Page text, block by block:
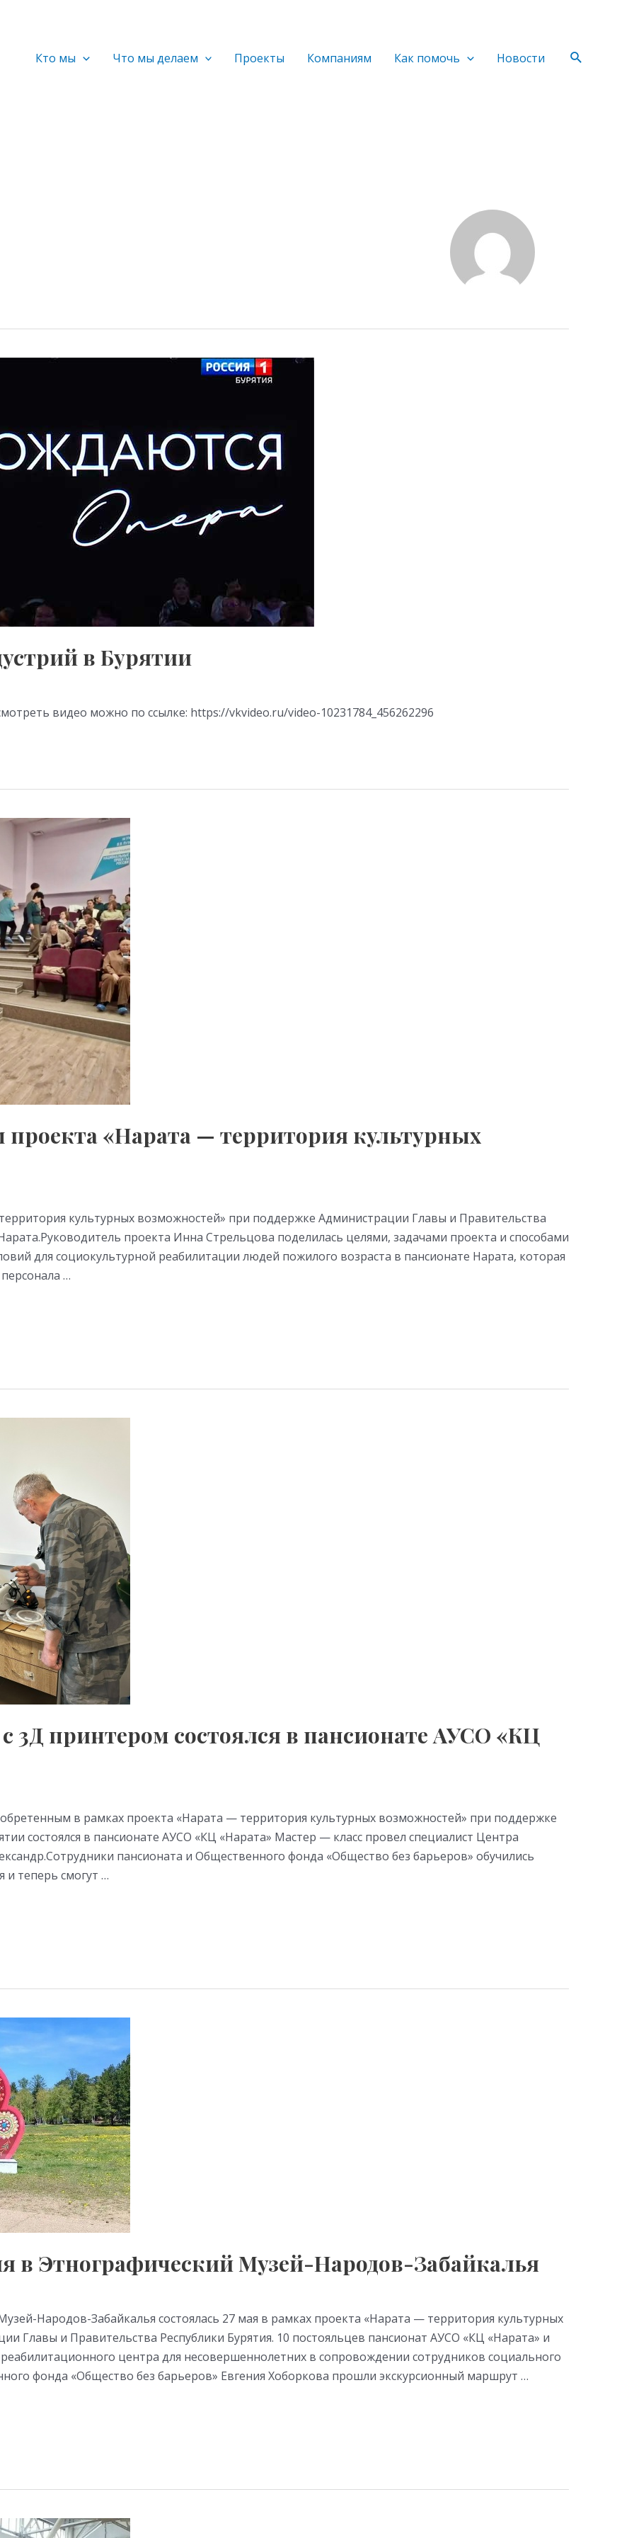
Кто мы Что мы делаем Проекты Компаниям Как помочь Новости Поиск
в Бурятии
видео можно по ссылке: https://vkvideo.ru/video-10231784_456262296
проекта «Нарата — территория культурных
культурных возможностей» при поддержке Администрации Главы и Правительства
проекта Инна Стрельцова поделилась целями, задачами проекта и способами
для социокультурной реабилитации людей пожилого возраста в пансионате Нарата, которая
…
3Д принтером состоялся в пансионате АУСО «КЦ
в рамках проекта «Нарата — территория культурных возможностей» при поддержке
состоялся в пансионате АУСО «КЦ «Нарата» Мастер — класс провел специалист Центра
пансионата и Общественного фонда «Общество без барьеров» обучились
и теперь смогут …
в Этнографический Музей-Народов-Забайкалья
Народов-Забайкалья состоялась 27 мая в рамках проекта «Нарата — территория культурных
Главы и Правительства Республики Бурятия. 10 постояльцев пансионат АУСО «КЦ «Нарата» и
центра для несовершеннолетних в сопровождении сотрудников социального
фонда «Общество без барьеров» Евгения Хоборкова прошли экскурсионный маршрут …